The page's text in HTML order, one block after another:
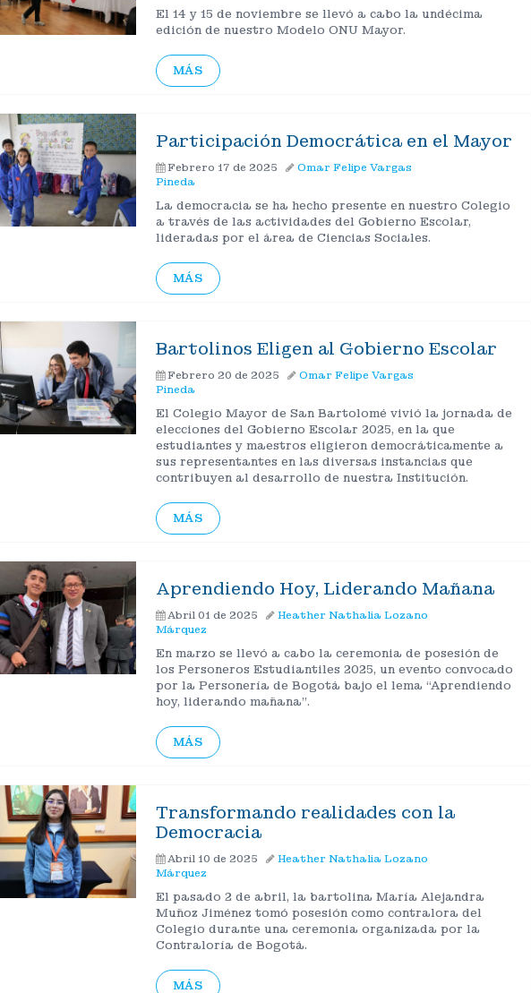
El 14 y 15 de noviembre se llevó a cabo la undécima
edición de nuestro Modelo ONU Mayor.
MÁS
Participación Democrática en el Mayor
Febrero 17 de 2025
Omar Felipe Vargas
Pineda
La democracia se ha hecho presente en nuestro Colegio
a través de las actividades del Gobierno Escolar,
lideradas por el área de Ciencias Sociales.
MÁS
Bartolinos Eligen al Gobierno Escolar
Febrero 20 de 2025
Omar Felipe Vargas
Pineda
El Colegio Mayor de San Bartolomé vivió la jornada de
elecciones del Gobierno Escolar 2025, en la que
estudiantes y maestros eligieron democráticamente a
sus representantes en las diversas instancias que
contribuyen al desarrollo de nuestra Institución.
MÁS
Aprendiendo Hoy, Liderando Mañana
Abril 01 de 2025
Heather Nathalia Lozano
Márquez
En marzo se llevó a cabo la ceremonia de posesión de
los Personeros Estudiantiles 2025, un evento convocado
por la Personería de Bogotá bajo el lema “Aprendiendo
hoy, liderando mañana”.
MÁS
Transformando realidades con la
Democracia
Abril 10 de 2025
Heather Nathalia Lozano
Márquez
El pasado 2 de abril, la bartolina María Alejandra
Muñoz Jiménez tomó posesión como contralora del
Colegio durante una ceremonia organizada por la
Contraloría de Bogotá.
MÁS